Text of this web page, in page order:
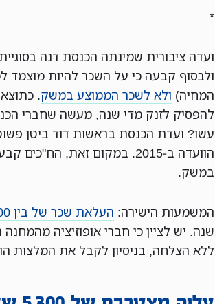
*
ועדה ציבורית שמינתה הכנסת דנה
ולבסוף קבעה כי על השכר להיות מוצמד
המחיה) ולא לשכר הממוצע במשק.
להפסיק לזנק מדי שנה, מעשה שחברי
עשו? ועדת הכנסת בראשות דוד ביטן
הוועדה ב-2015. במקום זאת,
במשק.
המשמעות הישירה: העלאת שכר של בין 700 – 1400 ש"ח בחודש
שנה. יש לציין כי חברי אופוזיציה
ללא הצלחה, בניסיון לקבל את המלצות